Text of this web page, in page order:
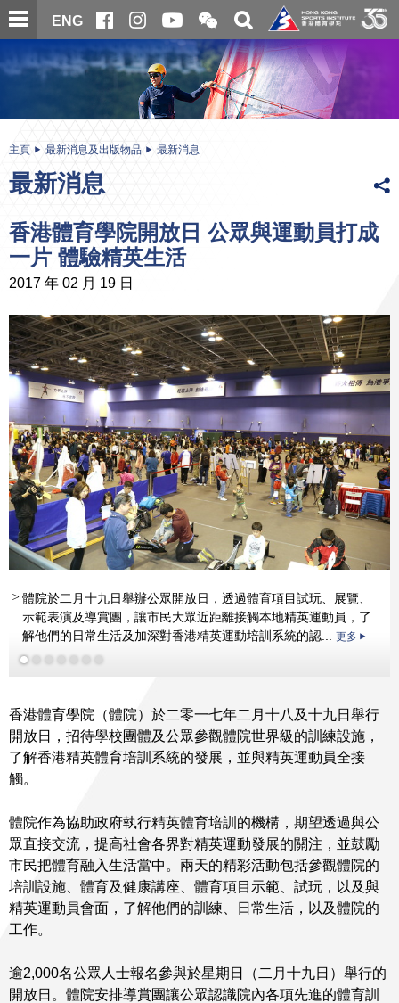
跳
至
內
ENG
開
合
微
信
二
維
碼
關
搜
尋
内
主頁 最新消息及出版物品 最新消息
最新消息
香港體育學院開放日 公眾與運動員打成
一片 體驗精英生活
2017 年 02 月 19 日
體院於二月十九日舉辦公眾開放日，透過體育項目試玩、展覽、
示範表演及導賞團，讓市民大眾近距離接觸本地精英運動員，了
解他們的日常生活及加深對香港精英運動培訓系統的認... 更多
更多
更多
更多
香港體育學院（體院）於二零一七年二月十八及十九日舉行
開放日，招待學校團體及公眾參觀體院世界級的訓練設施，
了解香港精英體育培訓系統的發展，並與精英運動員全接
觸。
體院作為協助政府執行精英體育培訓的機構，期望透過與公
眾直接交流，提高社會各界對精英運動發展的關注，並鼓勵
市民把體育融入生活當中。兩天的精彩活動包括參觀體院的
培訓設施、體育及健康講座、體育項目示範、試玩，以及與
精英運動員會面，了解他們的訓練、日常生活，以及體院的
工作。
逾2,000名公眾人士報名參與於星期日（二月十九日）舉行的
開放日。體院安排導賞團讓公眾認識院內各項先進的體育訓